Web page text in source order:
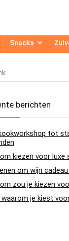
Snacks
berichten
tot
kiezen voor luxe
om wijn
zou je kiezen
waarom je kiest